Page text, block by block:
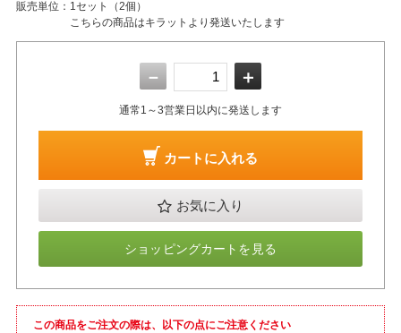
販売単位： 1セット（2個）
こちらの商品はキラットより発送いたします
－ ＋
通常1～3営業日以内に発送します
カートに入れる
お気に入り
ショッピングカートを見る
この商品をご注文の際は、以下の点にご注意ください